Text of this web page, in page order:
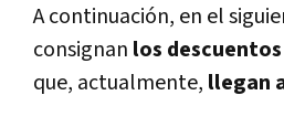
A continuación, en el
consignan los descuentos
que, actualmente, llegan